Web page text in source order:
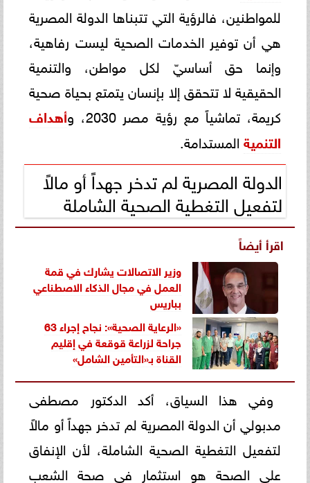
للمواطنين، فالرؤية التي تتبناها الدولة المصرية
هي أن توفير الخدمات الصحية ليست رفاهية،
وإنما حق أساسيّ لكل مواطن، والتنمية
الحقيقية لا تتحقق إلا بإنسان يتمتع بحياة صحية
كريمة، تماشياً مع رؤية مصر 2030، و
أهداف
التنمية المستدامة.
الدولة المصرية لم تدخر جهداً أو مالاً
لتفعيل التغطية الصحية الشاملة
اقرأ أيضاً
وزير الاتصالات يشارك في قمة
العمل في مجال الذكاء الاصطناعي
بباريس
«الرعاية الصحية»: نجاح إجراء 63
جراحة لزراعة قوقعة في إقليم
القناة بـ«التأمين الشامل»
وفي هذا السياق، أكد الدكتور مصطفى
مدبولي أن الدولة المصرية لم تدخر جهداً أو مالاً
لتفعيل التغطية الصحية الشاملة، لأن الإنفاق
على الصحة هو استثمار في صحة الشعب